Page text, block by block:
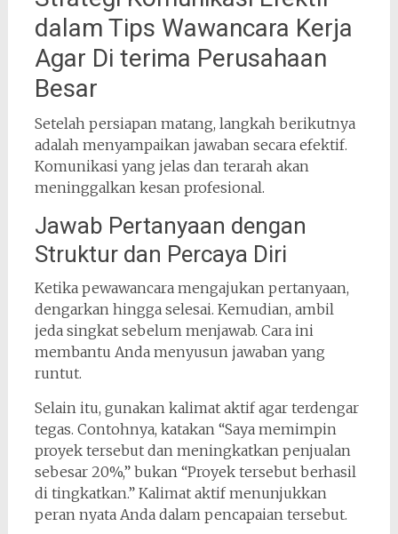
dalam Tips Wawancara Kerja
Agar Di terima Perusahaan
Besar
Setelah persiapan matang, langkah berikutnya
adalah menyampaikan jawaban secara efektif.
Komunikasi yang jelas dan terarah akan
meninggalkan kesan profesional.
Jawab Pertanyaan dengan
Struktur dan Percaya Diri
Ketika pewawancara mengajukan pertanyaan,
dengarkan hingga selesai. Kemudian, ambil
jeda singkat sebelum menjawab. Cara ini
membantu Anda menyusun jawaban yang
runtut.
Selain itu, gunakan kalimat aktif agar terdengar
tegas. Contohnya, katakan “Saya memimpin
proyek tersebut dan meningkatkan penjualan
sebesar 20%,” bukan “Proyek tersebut berhasil
di tingkatkan.” Kalimat aktif menunjukkan
peran nyata Anda dalam pencapaian tersebut.